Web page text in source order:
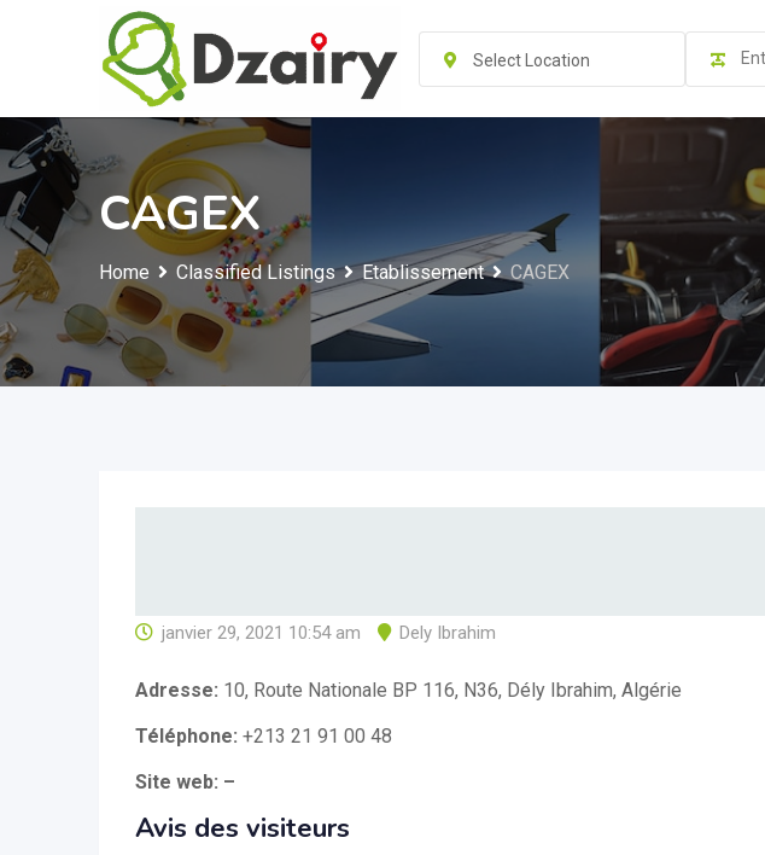
Select Location
CAGEX
Home Classified Listings Etablissement CAGEX
janvier 29, 2021 10:54 am Dely Ibrahim
Adresse: 10, Route Nationale BP 116, N36, Dély Ibrahim, Algérie
Téléphone: +213 21 91 00 48
Site web: –
Avis des visiteurs